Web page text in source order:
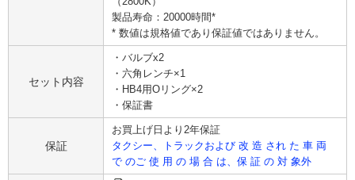
製品寿命：20000時間*
* 数値は規格値であり保証値ではありません。
セット内容
・バルブx2
・六角レンチ×1
・HB4用Oリング×2
・保証書
保証
お買上げ日より2年保証
タクシー、トラックおよび 改 造 され た 車 両
で のご 使 用 の 場 合 は、保 証 の 対 象外